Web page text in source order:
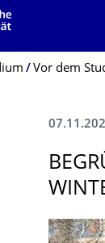
Vor dem